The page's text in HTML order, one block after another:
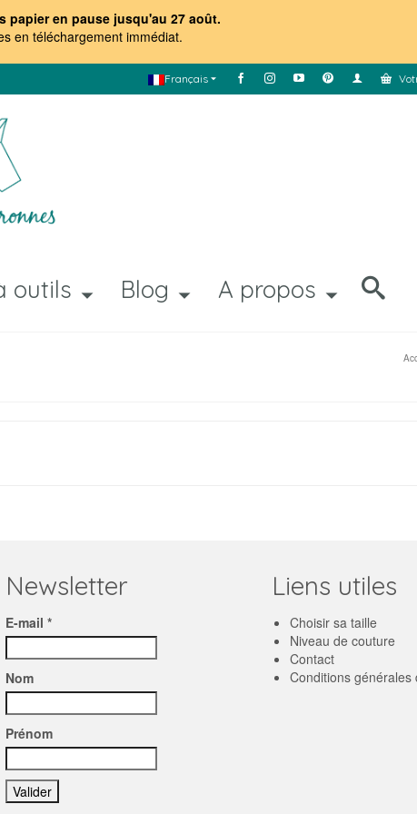
papier en pause jusqu'au 27 août.
en téléchargement immédiat.
Français
outils Blog A propos
Newsletter
E-mail *
Nom
Prénom
Liens utiles
Choisir sa taille
Niveau de couture
Contact
Conditions générales